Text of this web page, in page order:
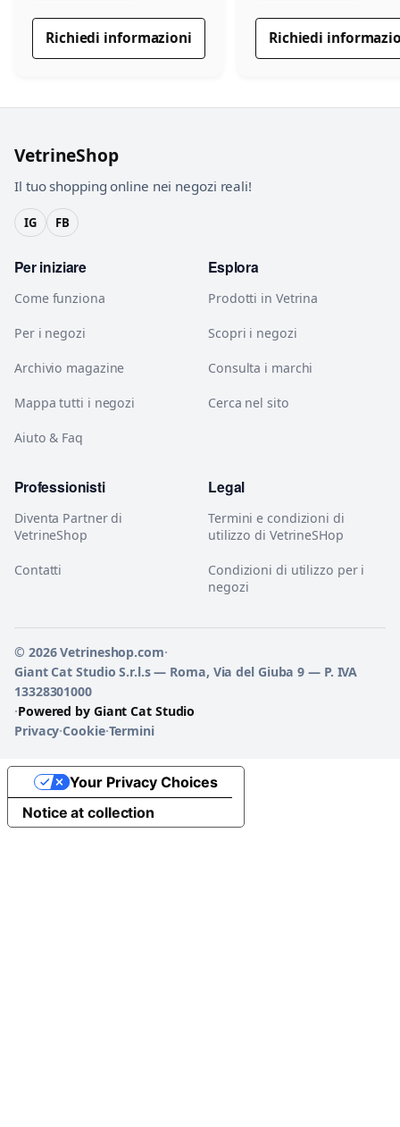
Richiedi informazioni Richiedi
VetrineShop
Il tuo shopping online nei negozi reali!
IG FB
Per iniziare
Come funziona
Per i negozi
Archivio magazine
Mappa tutti i negozi
Aiuto & Faq
Esplora
Prodotti in Vetrina
Scopri i negozi
Consulta i marchi
Cerca nel sito
Professionisti
Diventa Partner di
VetrineShop
Contatti
Legal
Termini e condizioni di
utilizzo di VetrineSHop
Condizioni di utilizzo per i
negozi
© 2026 Vetrineshop.com·
Giant Cat Studio S.r.l.s — Roma, Via del Giuba 9 — P. IVA
13328301000
·Powered by Giant Cat Studio
Privacy·Cookie·Termini
Notice at collection
Your Privacy Choices